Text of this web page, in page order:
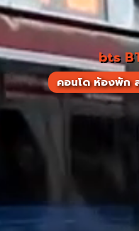
bts
คอนโด ห้องพัก